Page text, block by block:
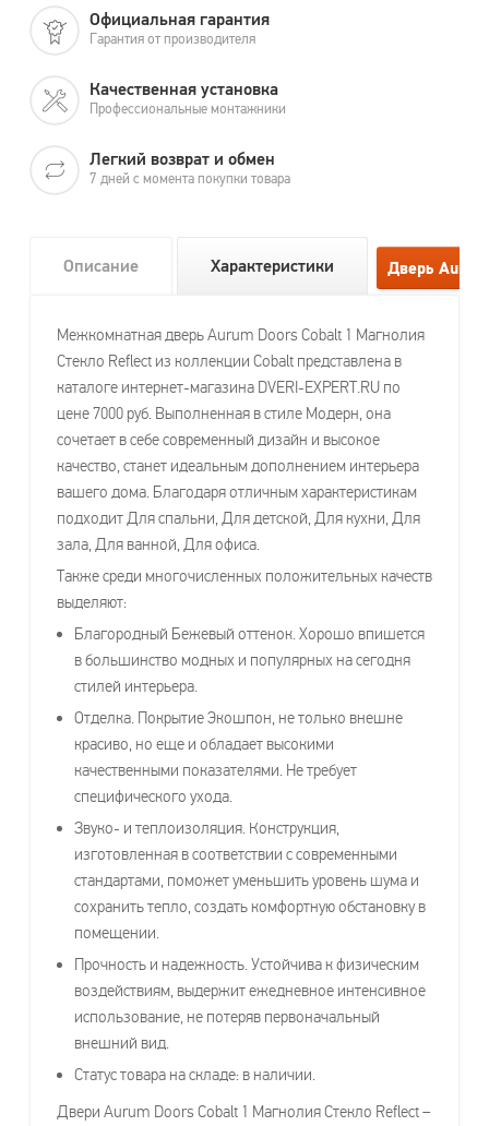
Официальная гарантия
Гарантия от производителя
Качественная установка
Профессиональные монтажники
Легкий возврат и обмен
7 дней с момента покупки товара
Описание Характеристики
Межкомнатная дверь Aurum Doors Cobalt 1 Магнолия
Стекло Reflect из коллекции Cobalt представлена в
каталоге интернет-магазина DVERI-EXPERT.RU по
цене 7000 руб. Выполненная в стиле Модерн, она
сочетает в себе современный дизайн и высокое
качество, станет идеальным дополнением интерьера
вашего дома. Благодаря отличным характеристикам
подходит Для спальни, Для детской, Для кухни, Для
зала, Для ванной, Для офиса.
Также среди многочисленных положительных качеств
выделяют:
Благородный Бежевый оттенок. Хорошо впишется
в большинство модных и популярных на сегодня
стилей интерьера.
Отделка. Покрытие Экошпон, не только внешне
красиво, но еще и обладает высокими
качественными показателями. Не требует
специфического ухода.
Звуко- и теплоизоляция. Конструкция,
изготовленная в соответствии с современными
стандартами, поможет уменьшить уровень шума и
сохранить тепло, создать комфортную обстановку в
помещении.
Прочность и надежность. Устойчива к физическим
воздействиям, выдержит ежедневное интенсивное
использование, не потеряв первоначальный
внешний вид.
Статус товара на складе: в наличии.
Двери Aurum Doors Cobalt 1 Магнолия Стекло Reflect –